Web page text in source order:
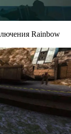
Rainbow